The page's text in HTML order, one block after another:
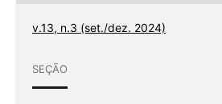
v.13, n.3 (set./dez. 2024)
SEÇÃO